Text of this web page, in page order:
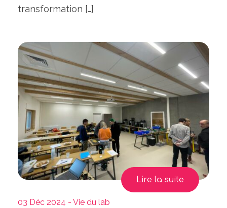
transformation […]
Lire la suite
03 Déc 2024 - Vie du lab